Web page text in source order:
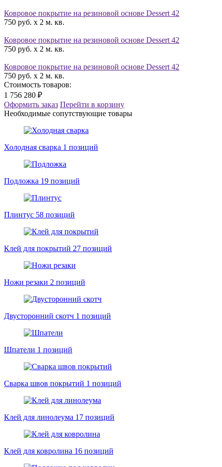
Ковровое покрытие на резиновой основе Dessert 42
750 руб. x 2 м. кв.
Ковровое покрытие на резиновой основе Dessert 42
750 руб. x 2 м. кв.
Ковровое покрытие на резиновой основе Dessert 42
750 руб. x 2 м. кв.
Стоимость товаров:
1 756 280 ₽
Оформить заказ Перейти в корзину
Необходимые сопутствующие товары
Холодная сварка 1 позиций
Подложка 19 позиций
Плинтус 58 позиций
Клей для покрытий 27 позиций
Ножи резаки 2 позиций
Двусторонний скотч 1 позиций
Шпатели 1 позиций
Сварка швов покрытий 1 позиций
Клей для линолеума 17 позиций
Клей для ковролина 16 позиций